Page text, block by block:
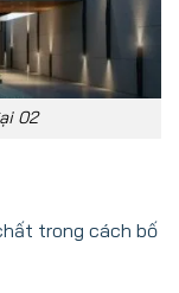
02
trong cách bố